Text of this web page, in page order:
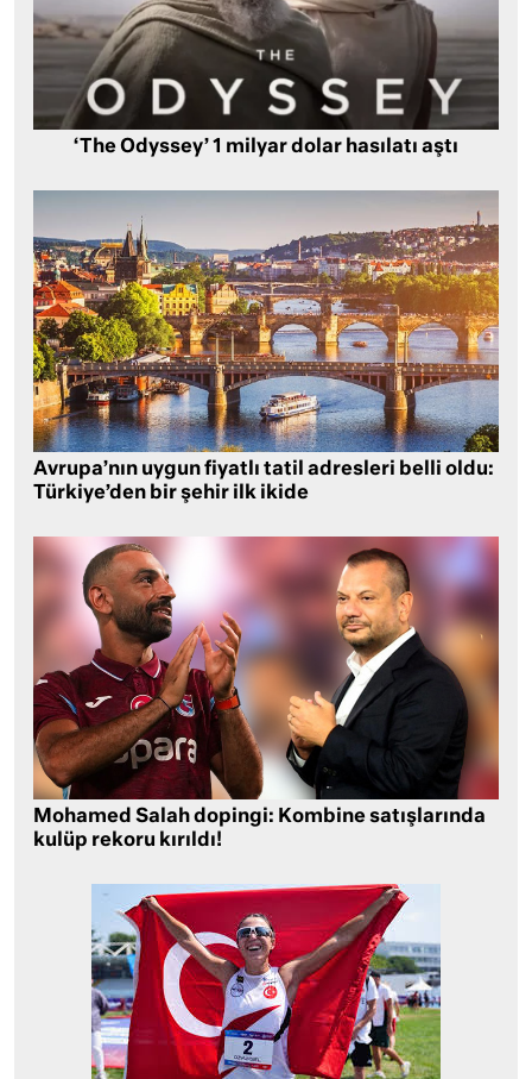
‘The Odyssey’ 1 milyar dolar hasılatı aştı
Avrupa’nın uygun fiyatlı tatil adresleri belli oldu:
Türkiye’den bir şehir ilk ikide
Mohamed Salah dopingi: Kombine satışlarında
kulüp rekoru kırıldı!